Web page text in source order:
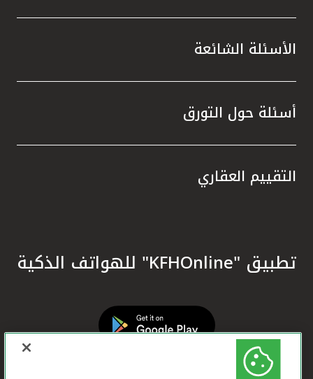
الأسئلة الشائعة
أسئلة حول التورق
التقييم العقاري
تطبيق "KFHOnline" للهواتف الذكية